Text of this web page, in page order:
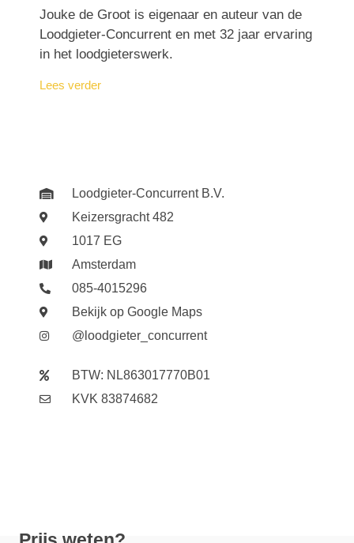
Jouke de Groot is eigenaar en auteur van de
Loodgieter-Concurrent en met 32 jaar ervaring
in het loodgieterswerk.
Lees verder
Loodgieter-Concurrent B.V.
Keizersgracht 482
1017 EG
Amsterdam
085-4015296
Bekijk op Google Maps
@loodgieter_concurrent
BTW: NL863017770B01
KVK 83874682